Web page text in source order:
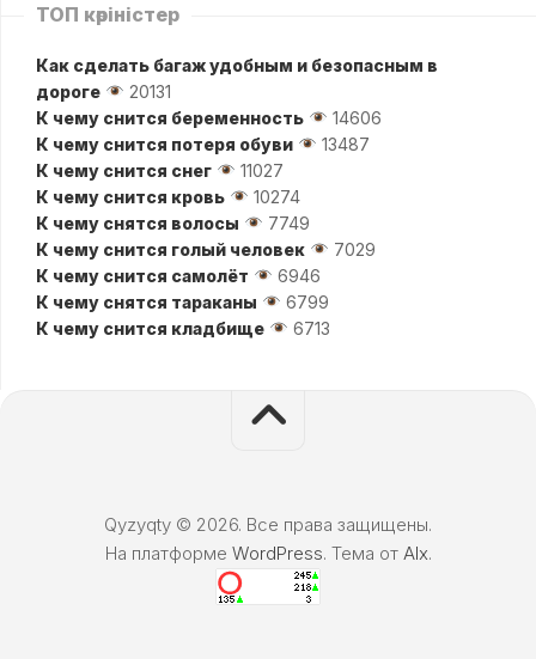
ТОП көріністер
Как сделать багаж удобным и безопасным в
дороге
20131
К чему снится беременность
14606
К чему снится потеря обуви
13487
К чему снится снег
11027
К чему снится кровь
10274
К чему снятся волосы
7749
К чему снится голый человек
7029
К чему снится самолёт
6946
К чему снятся тараканы
6799
К чему снится кладбище
6713
Qyzyqty © 2026. Все права защищены.
На платформе WordPress. Тема от Alx.